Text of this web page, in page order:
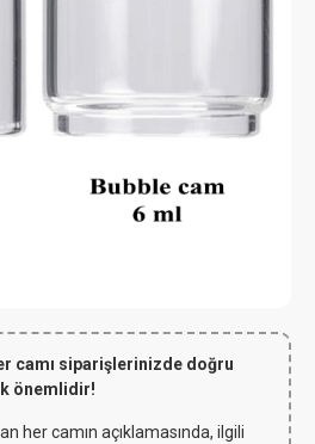
camı siparişlerinizde doğru
önemlidir!
her camın açıklamasında, ilgili